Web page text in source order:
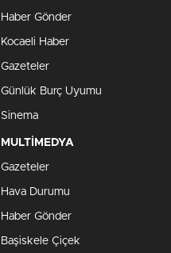
Haber Gönder
Kocaeli Haber
Gazeteler
Günlük Burç Uyumu
Sinema
MULTİMEDYA
Gazeteler
Hava Durumu
Haber Gönder
Başiskele Çiçek